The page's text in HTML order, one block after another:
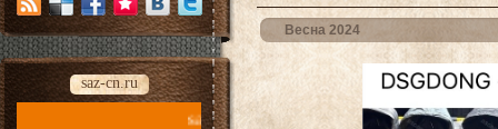
saz-cn.ru
saz-cn.ru - fashion style new collection 2026
Весна 2024